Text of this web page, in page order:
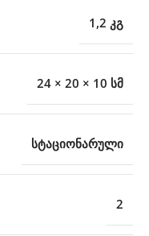
1,2 კგ
24 × 20 × 10 სმ
სტაციონარული
2